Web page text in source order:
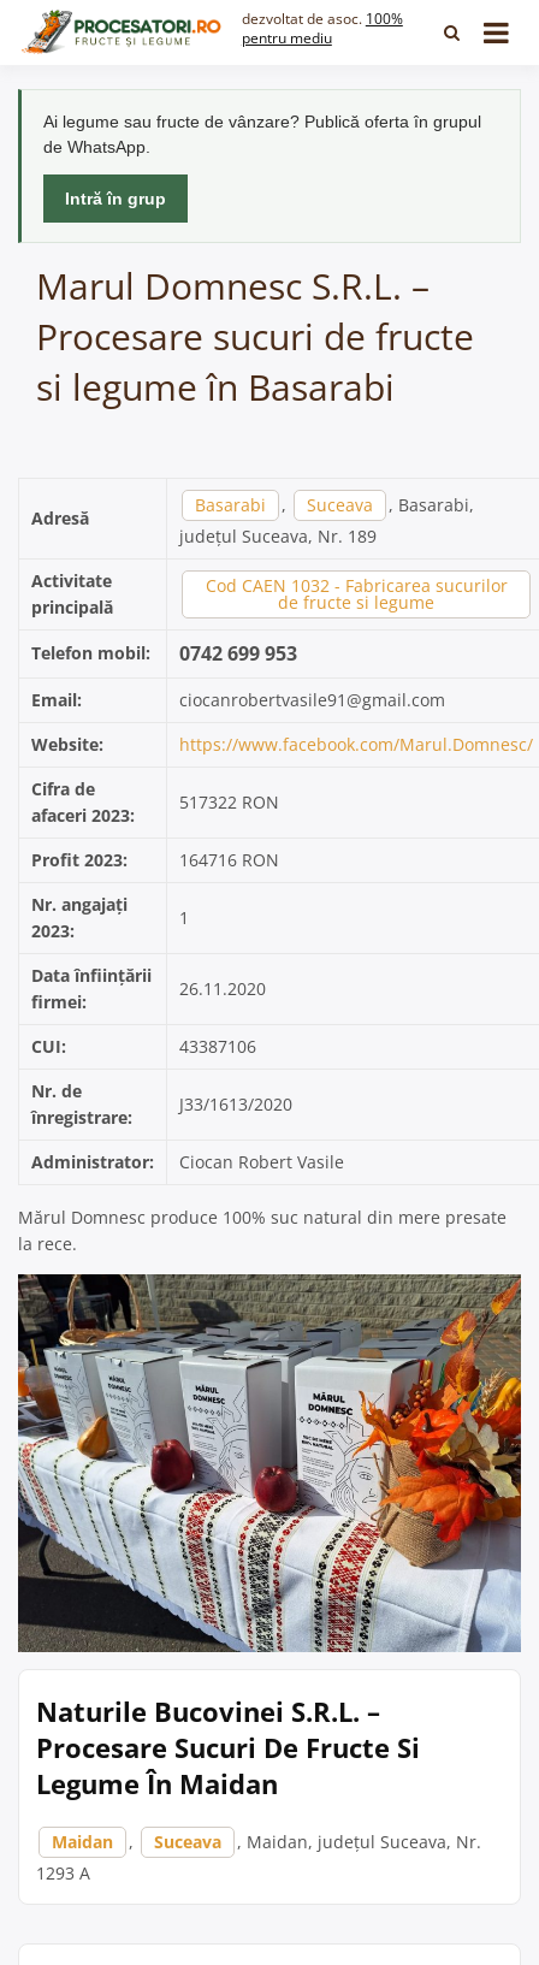
dezvoltat de asoc. 100%
pentru mediu
Ai legume sau fructe de vânzare? Publică oferta în grupul
de WhatsApp.
Intră în grup
Marul Domnesc S.R.L. –
Procesare sucuri de fructe
si legume în Basarabi
Adresă
Basarabi , Suceava
, Basarabi,
județul Suceava, Nr. 189
Activitate
principală
Cod CAEN 1032 - Fabricarea sucurilor
de fructe si legume
Telefon mobil: 0742 699 953
Email:
ciocanrobertvasile91@gmail.com
Website:
https://www.facebook.com/Marul.Domnesc/
Cifra de
afaceri 2023:
517322 RON
Profit 2023:
164716 RON
Nr. angajați
2023:
1
Data înființării
firmei:
26.11.2020
CUI:
43387106
Nr. de
înregistrare:
J33/1613/2020
Administrator: Ciocan Robert Vasile
Mărul Domnesc produce 100% suc natural din mere presate
la rece.
Naturile Bucovinei S.R.L. –
Procesare Sucuri De Fructe Si
Legume În Maidan
Maidan , Suceava
, Maidan, județul Suceava, Nr.
1293 A